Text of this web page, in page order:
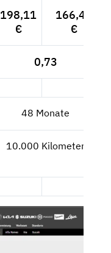
198,11
€
166,48
€
0,73
48 Monate
10.000 Kilometer